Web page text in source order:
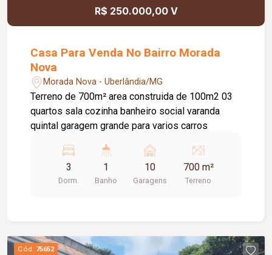
R$ 250.000,00 V
Casa Para Venda No Bairro Morada
Nova
Morada Nova - Uberlândia/MG
Terreno de 700m² area construida de 100m2 03
quartos sala cozinha banheiro social varanda
quintal garagem grande para varios carros
3
Dorm.
1
Banho
10
Garagens
700 m²
Terreno
Cód. 75652